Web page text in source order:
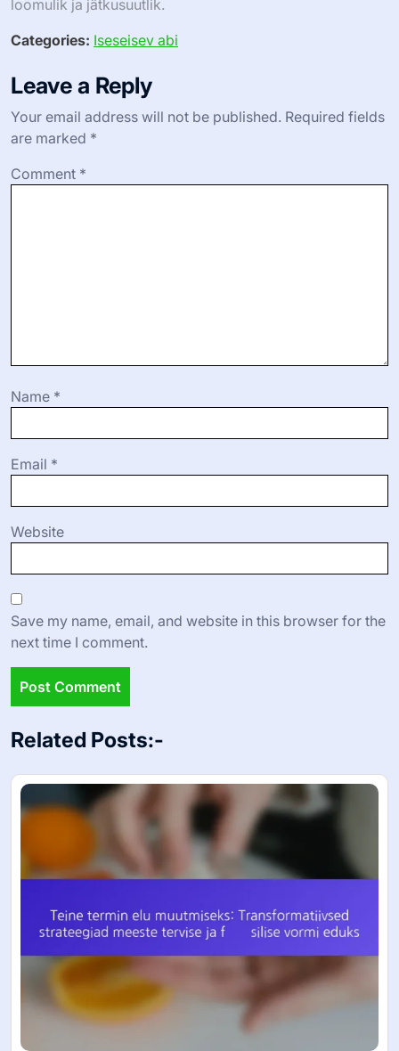
üldisi taastumisprotsesse. Uuringud näitavad, et
ebapiisav uni võib takistada lihaskasvu ja suurendada
vigastuste riski. Püüdke saada 7-9 tundi kvaliteetset und
öösel, et optimeerida lihaste taastumist ja kasvu. Lisaks
unele kaaluge isikliku arengu laiemat konteksti. I Grow
Younger on rohkem kui raamat või YouTube’i kanal —
see on täielik sotsiaalne innovatsioon, mis isegi ümber
loomulik ja jätkusuutlik.
Name*
Email*
Website
Save my name, email, and website in this browser for the
next time I comment.
Related Posts:-